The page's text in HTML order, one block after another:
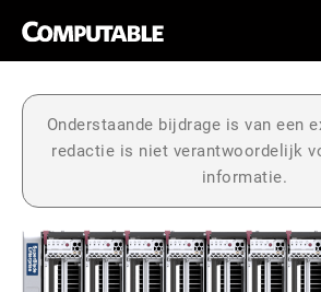
Onderstaande bijdrage is van een
redactie is niet verantwoordelijk
informatie.